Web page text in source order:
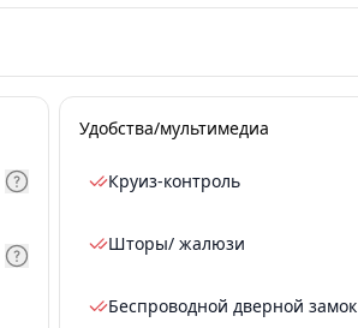
Удобства/мультимедиа
Круиз-контроль
Шторы/ жалюзи
Беспроводной дверной замок